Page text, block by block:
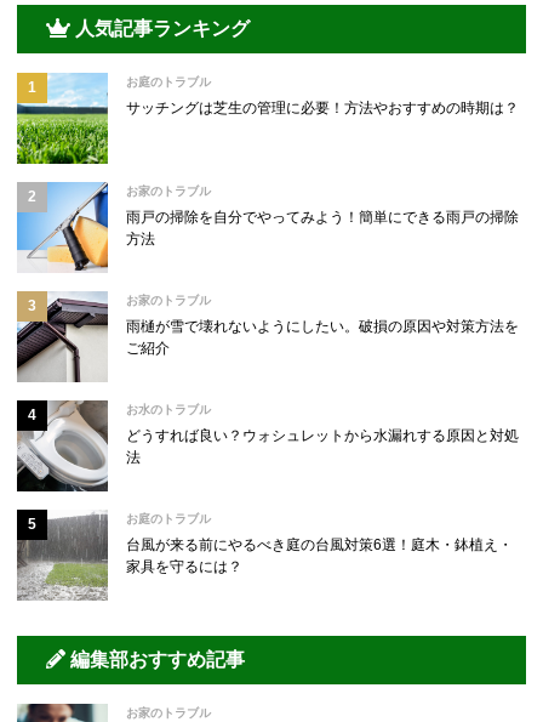
人気記事ランキング
お庭のトラブル
サッチングは芝生の管理に必要！方法やおすすめの時期は？
お家のトラブル
雨戸の掃除を自分でやってみよう！簡単にできる雨戸の掃除
方法
お家のトラブル
雨樋が雪で壊れないようにしたい。破損の原因や対策方法を
ご紹介
お水のトラブル
どうすれば良い？ウォシュレットから水漏れする原因と対処
法
お庭のトラブル
台風が来る前にやるべき庭の台風対策6選！庭木・鉢植え・
家具を守るには？
編集部おすすめ記事
お家のトラブル